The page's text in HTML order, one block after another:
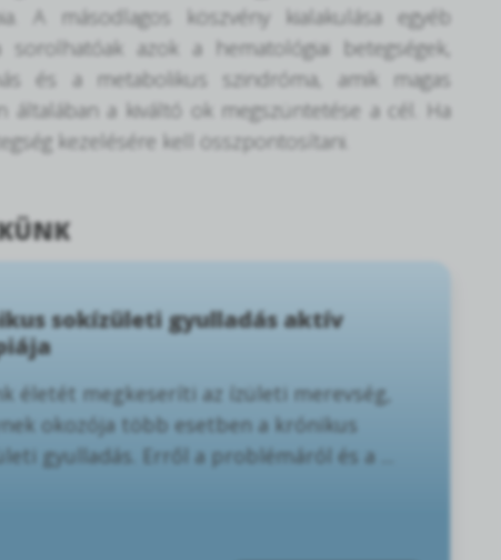
A másodlagos köszvény kialakulása egyéb
azok a hematológiai betegségek,
és a metabolikus szindróma, amik magas
általában a kiváltó ok megszüntetése a cél. Ha
kezelésére kell összpontosítani.
sokízületi gyulladás aktív
életét megkeseríti az ízületi merevség,
okozója több esetben a krónikus
gyulladás. Erről a problémáról és a ...